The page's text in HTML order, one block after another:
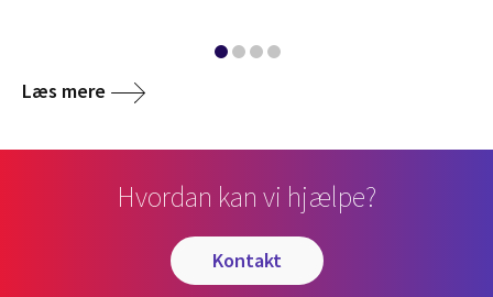
Læs mere
Hvordan kan vi hjælpe?
kontakt